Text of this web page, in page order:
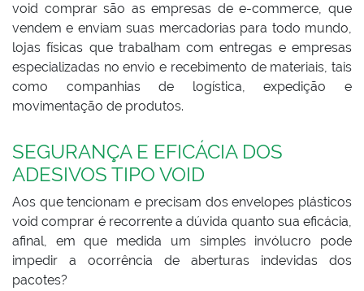
void comprar são as empresas de e-commerce, que
vendem e enviam suas mercadorias para todo mundo,
lojas físicas que trabalham com entregas e empresas
especializadas no envio e recebimento de materiais, tais
como companhias de logística, expedição e
movimentação de produtos.
SEGURANÇA E EFICÁCIA DOS
ADESIVOS TIPO VOID
Aos que tencionam e precisam dos envelopes plásticos
void comprar é recorrente a dúvida quanto sua eficácia,
afinal, em que medida um simples invólucro pode
impedir a ocorrência de aberturas indevidas dos
pacotes?